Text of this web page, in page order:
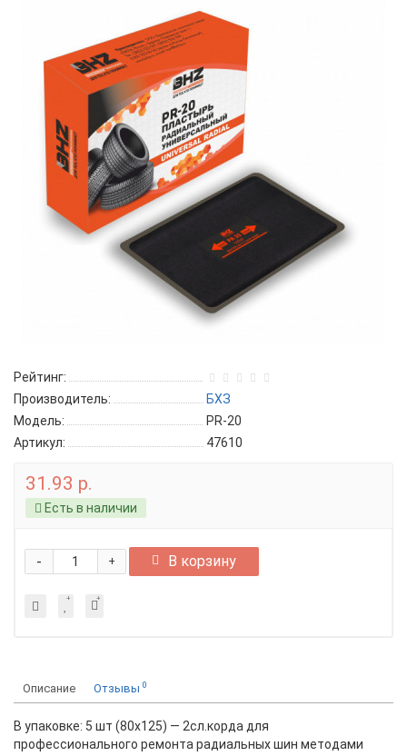
Рейтинг:
Производитель:
БХЗ
Модель:
PR-20
Артикул:
47610
31.93 р.
Есть в наличии
+
- В корзину
Описание Отзывы 0
В упаковке: 5 шт (80х125) — 2сл.корда для
профессионального ремонта радиальных шин методами